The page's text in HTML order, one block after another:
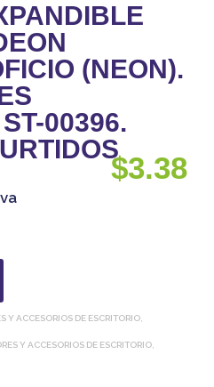
(NEON).
00396.
$3.38
Y ACCESORIOS DE ESCRITORIO
Y ACCESORIOS DE ESCRITORIO